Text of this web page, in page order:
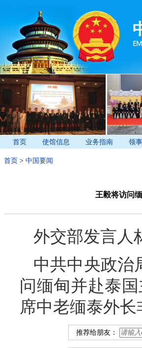
首页 使馆信息 业务指南 领
首页 > 中国要闻
王毅将访问
外交部发言人
中共中央政治
问缅甸并赴泰
席中老缅泰外
推荐给朋友：